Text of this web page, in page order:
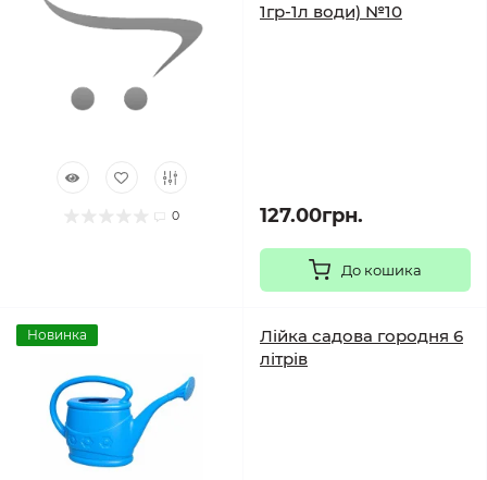
0
1гр-1л води) №10
127.00грн.
До кошика
Новинка
Лійка садова городня 6
літрів